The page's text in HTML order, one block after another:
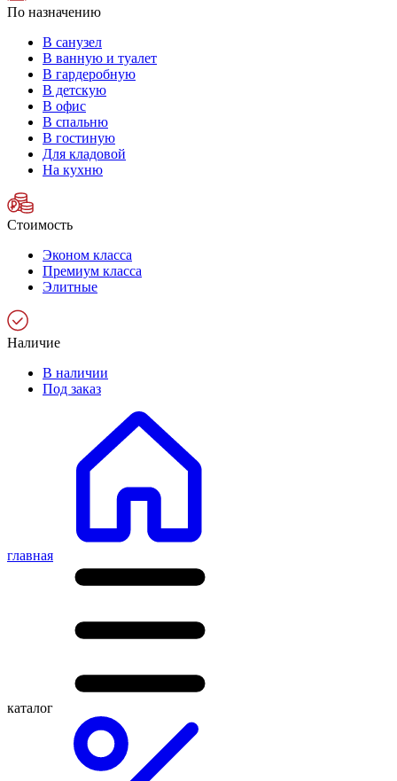
По назначению
В санузел
В ванную и туалет
В гардеробную
В детскую
В офис
В спальню
В гостиную
Для кладовой
На кухню
Стоимость
Эконом класса
Премиум класса
Элитные
Наличие
В наличии
Под заказ
главная
каталог